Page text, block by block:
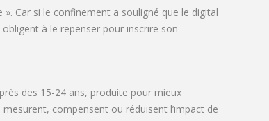
Car si le confinement a souligné que le digital
à le repenser pour inscrire son
des 15-24 ans, produite pour mieux
compensent ou réduisent l’impact de